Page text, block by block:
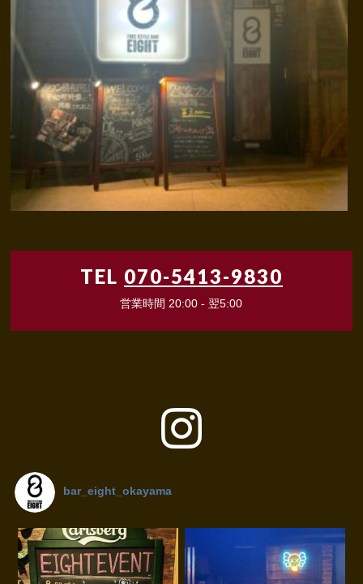
TEL 070-5413-9830
営業時間 20:00 - 翌5:00
bar_eight_okayama